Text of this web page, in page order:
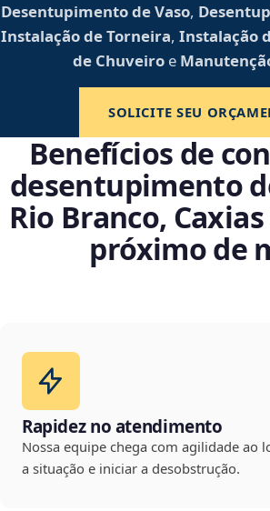
Desentupimento de Vaso,
Instalação de Torneira, Instalação
de Chuveiro e
SOLICITE SEU
Benefícios de
desentupimento
Rio Branco, Caxias
próximo de
Rapidez no atendimento
Nossa equipe chega com agilidade ao
a situação e iniciar a desobstrução.